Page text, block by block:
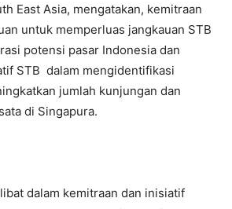
East Asia, mengatakan, kemitraan
untuk memperluas jangkauan STB
potensi pasar Indonesia dan
STB dalam mengidentifikasi
jumlah kunjungan dan
di Singapura.
dalam kemitraan dan inisiatif